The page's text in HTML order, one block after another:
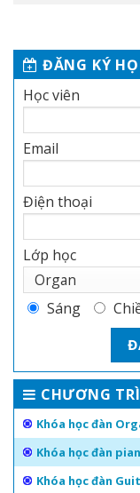
ĐĂNG KÝ
Học viên
Email
Điện thoại
Lớp học
Sáng
CHƯƠNG
Khóa học đàn
Khóa học đàn
Khóa học đàn